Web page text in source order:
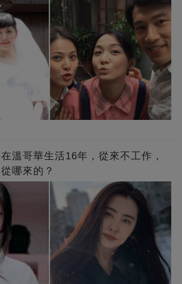
溫哥華生活16年，從來不工作，
哪來的？